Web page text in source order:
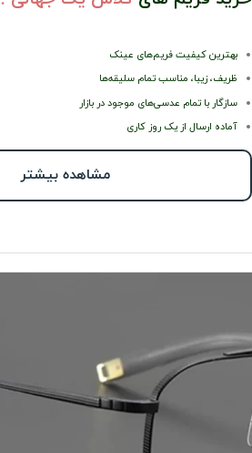
بهترین کیفیت فریم‌های عینک
ظریف، زیبا، مناسب تمام سلیقه‌ها
سازگار با تمام عدسی‌های موجود در بازار
آماده ارسال از یک روز کاری
مشاهده بیشتر